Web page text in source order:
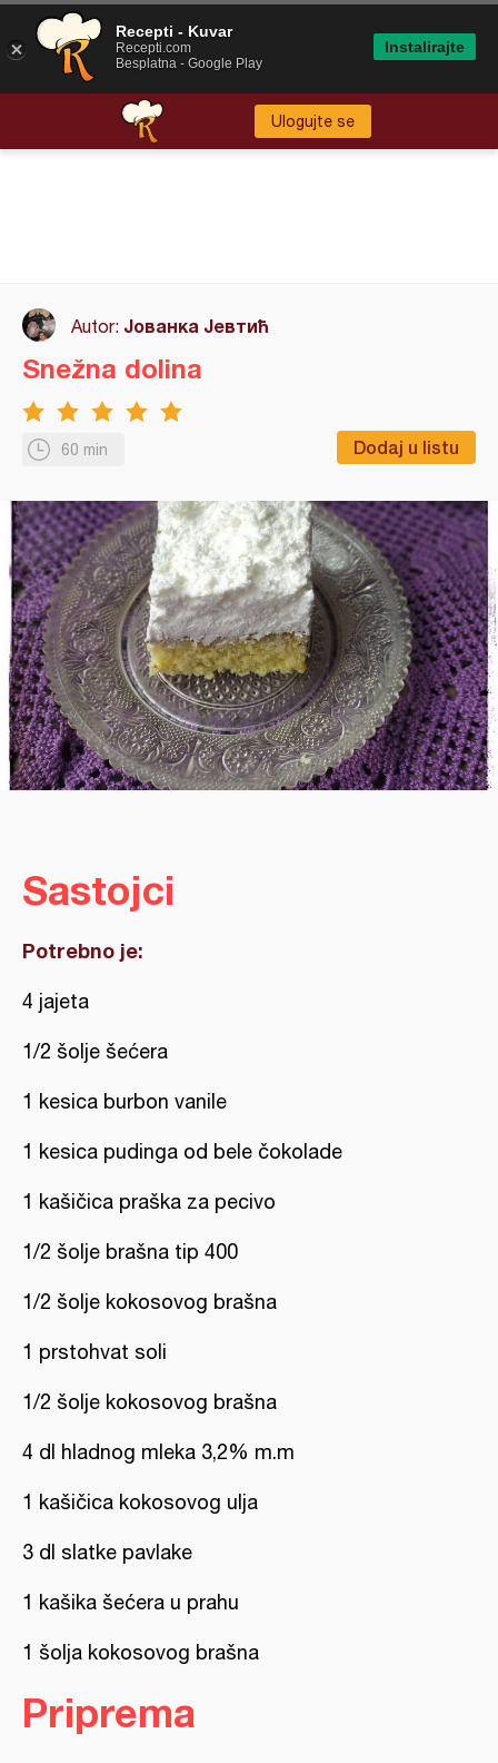
Ulogujte se
Autor: Јованка Јевтић
60 min Dodaj u listu
Snežna dolina
Sastojci
Potrebno je:
4 jajeta
1/2 šolje šećera
1 kesica burbon vanile
1 kesica pudinga od bele čokolade
1 kašičica praška za pecivo
1/2 šolje brašna tip 400
1/2 šolje kokosovog brašna
1 prstohvat soli
1/2 šolje kokosovog brašna
4 dl hladnog mleka 3,2% m.m
1 kašičica kokosovog ulja
3 dl slatke pavlake
1 kašika šećera u prahu
1 šolja kokosovog brašna
Priprema
Recepti - Kuvar
Recepti.com
Besplatna - Google Play
Instalirajte